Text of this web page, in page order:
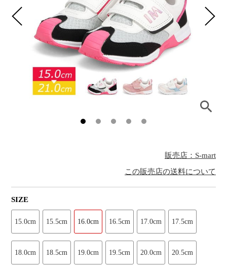
販売店：S-mart
この販売店の送料について
SIZE
15.0cm 15.5cm 16.0cm 16.5cm 17.0cm 17.5cm
18.0cm 18.5cm 19.0cm 19.5cm 20.0cm 20.5cm